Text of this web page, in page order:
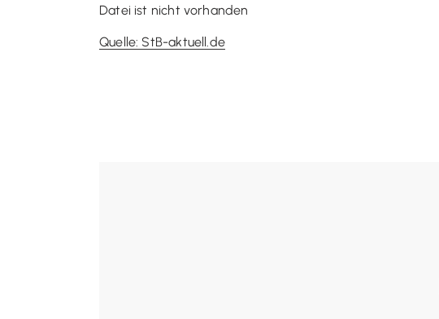
Datei ist nicht vorhanden
Quelle: StB-aktuell.de